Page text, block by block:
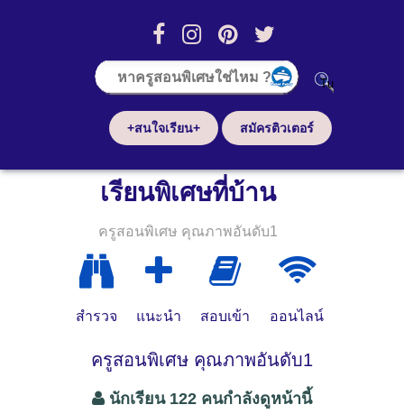
+สนใจเรียน+ สมัครติวเตอร์
เรียนพิเศษที่บ้าน
ครูสอนพิเศษ คุณภาพอันดับ1
สำรวจ แนะนำ สอบเข้า ออนไลน์
ครูสอนพิเศษ คุณภาพอันดับ1
นักเรียน 122 คนกำลังดูหน้านี้